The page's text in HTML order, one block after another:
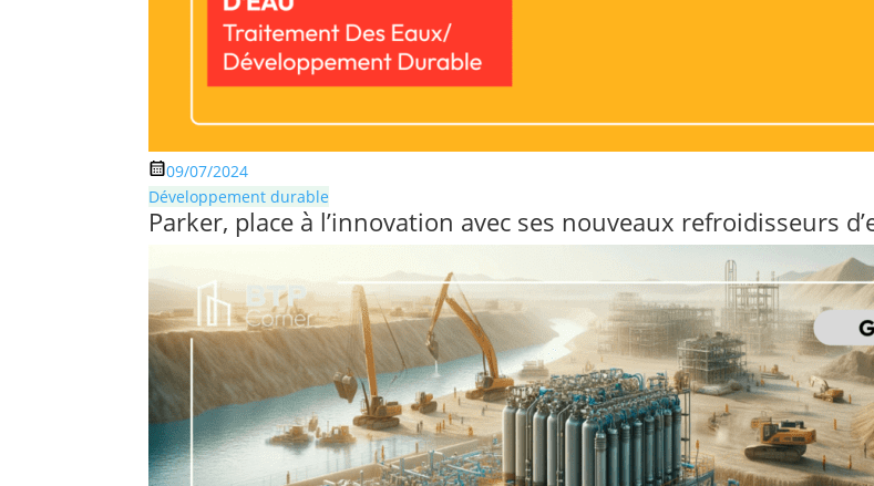
09/07/2024
Développement durable
Parker, place à l’innovation avec ses nouveaux refroidisseurs